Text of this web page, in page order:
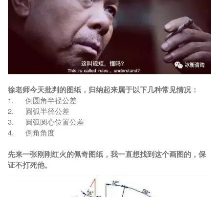
徐老师今天批判的图纸，归纳起来属于以下几种常见情况：
1. 倒圆角半径公差
2. 圆弧半径公差
3. 圆弧圆心位置公差
4. 倒角角度
先来一张刚刚红火的佩奇图纸，我一直想找到这个画图的，保
证不打死他。